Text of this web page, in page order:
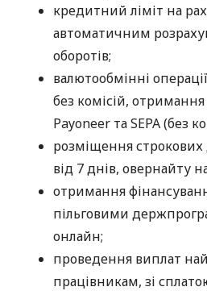
кредитний ліміт на
автоматичним
оборотів;
валютообмінні
без комісій, отримання
Payoneer та SEPA (без
розміщення строкових
від 7 днів, овернайту
отримання
пільговими
онлайн;
проведення виплат
працівникам, зі